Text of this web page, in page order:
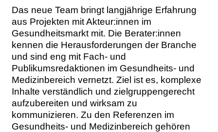
Das neue Team bringt langjährige Erfahrung
aus Projekten mit Akteur:innen im
Gesundheitsmarkt mit. Die Berater:innen
kennen die Herausforderungen der Branche
und sind eng mit Fach- und
Publikumsredaktionen im Gesundheits- und
Medizinbereich vernetzt. Ziel ist es, komplexe
Inhalte verständlich und zielgruppengerecht
aufzubereiten und wirksam zu
kommunizieren. Zu den Referenzen im
Gesundheits- und Medizinbereich gehören